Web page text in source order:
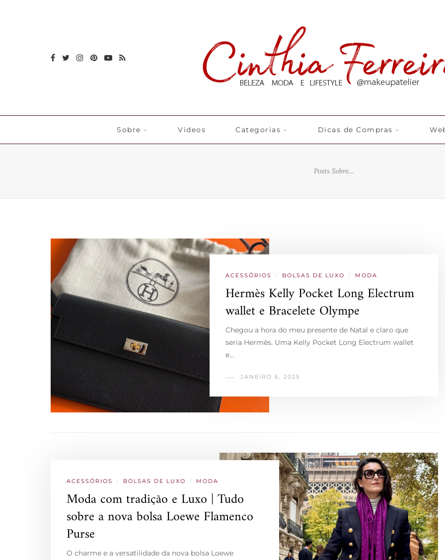
Sobre Videos Categorias Dicas de Compras
Posts Sobre...
ACESSÓRIOS / BOLSAS DE LUXO / MODA
Hermès Kelly Pocket Long Electrum
wallet e Bracelete Olympe
Chegou a hora do meu presente de Natal e claro que
seria Hermès. Uma Kelly Pocket Long Electrum wallet
e…
JANEIRO 6, 2025
ACESSÓRIOS / BOLSAS DE LUXO / MODA
Moda com tradição e Luxo | Tudo
sobre a nova bolsa Loewe Flamenco
Purse
O charme e a versatilidade da nova bolsa Loewe